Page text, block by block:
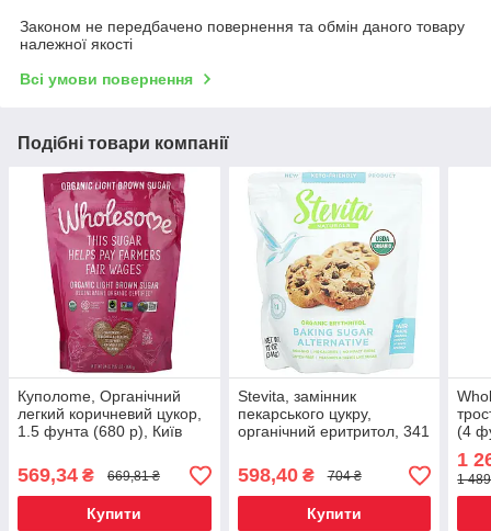
Законом не передбачено повернення та обмін даного товару
належної якості
Всі умови повернення
Подібні товари компанії
Куполome, Органічний
легкий коричневий цукор,
1.5 фунта (680 р), Київ
569,34 ₴ 669,81 ₴
Купити
Stevita, замінник
пекарського цукру,
органічний еритритол, 341
598,40₴ 704 ₴
Купити
(4
1
1